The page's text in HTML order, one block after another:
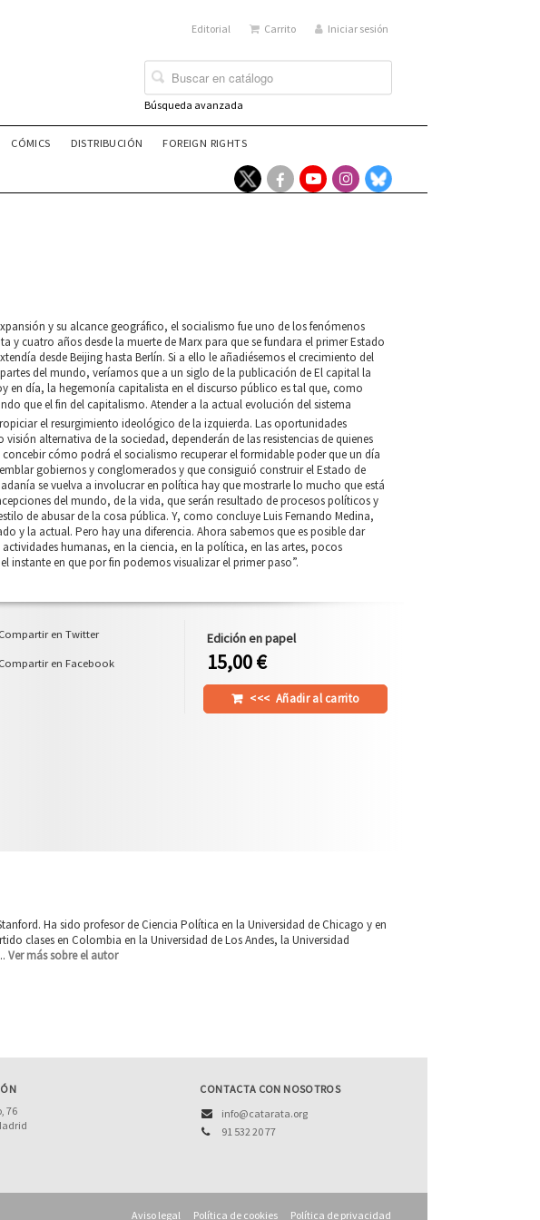
Editorial Carrito Iniciar sesión
Búsqueda avanzada
CÓMICS DISTRIBUCIÓN FOREIGN RIGHTS
y su alcance geográfico, el socialismo fue uno de los fenómenos
cuatro años desde la muerte de Marx para que se fundara el primer Estado
desde Beijing hasta Berlín. Si a ello le añadiésemos el crecimiento del
del mundo, veríamos que a un siglo de la publicación de El capital la
en día, la hegemonía capitalista en el discurso público es tal que, como
que el fin del capitalismo. Atender a la actual evolución del sistema
el resurgimiento ideológico de la izquierda. Las oportunidades
alternativa de la sociedad, dependerán de las resistencias de quienes
cómo podrá el socialismo recuperar el formidable poder que un día
gobiernos y conglomerados y que consiguió construir el Estado de
se vuelva a involucrar en política hay que mostrarle lo mucho que está
del mundo, de la vida, que serán resultado de procesos políticos y
de abusar de la cosa pública. Y, como concluye Luis Fernando Medina,
y la actual. Pero hay una diferencia. Ahora sabemos que es posible dar
humanas, en la ciencia, en la política, en las artes, pocos
en que por fin podemos visualizar el primer paso”.
Compartir en Twitter
Compartir en Facebook
Edición en papel
15,00 €
<<< Añadir al carrito
Ha sido profesor de Ciencia Política en la Universidad de Chicago y en
clases en Colombia en la Universidad de Los Andes, la Universidad
Ver más sobre el autor
76
CONTACTA CON NOSOTROS
info@catarata.org
91 532 20 77
Aviso legal Política de cookies Política de privacidad